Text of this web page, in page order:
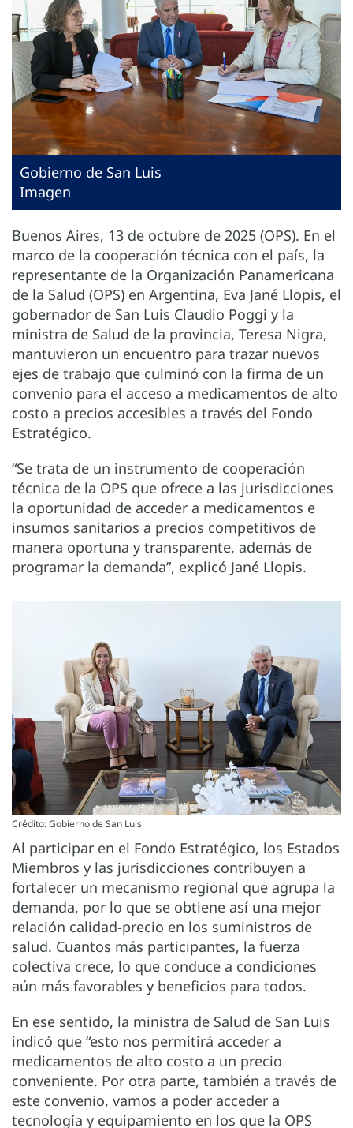
Gobierno de San Luis
Imagen
Buenos Aires, 13 de octubre de 2025 (OPS). En el
marco de la cooperación técnica con el país, la
representante de la Organización Panamericana
de la Salud (OPS) en Argentina, Eva Jané Llopis, el
gobernador de San Luis Claudio Poggi y la
ministra de Salud de la provincia, Teresa Nigra,
mantuvieron un encuentro para trazar nuevos
ejes de trabajo que culminó con la firma de un
convenio para el acceso a medicamentos de alto
costo a precios accesibles a través del Fondo
Estratégico.
“Se trata de un instrumento de cooperación
técnica de la OPS que ofrece a las jurisdicciones
la oportunidad de acceder a medicamentos e
insumos sanitarios a precios competitivos de
manera oportuna y transparente, además de
programar la demanda”, explicó Jané Llopis.
Crédito: Gobierno de San Luis
Al participar en el Fondo Estratégico, los Estados
Miembros y las jurisdicciones contribuyen a
fortalecer un mecanismo regional que agrupa la
demanda, por lo que se obtiene así una mejor
relación calidad-precio en los suministros de
salud. Cuantos más participantes, la fuerza
colectiva crece, lo que conduce a condiciones
aún más favorables y beneficios para todos.
En ese sentido, la ministra de Salud de San Luis
indicó que “esto nos permitirá acceder a
medicamentos de alto costo a un precio
conveniente. Por otra parte, también a través de
este convenio, vamos a poder acceder a
tecnología y equipamiento en los que la OPS